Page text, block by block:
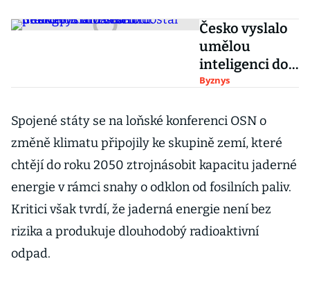
Česko vyslalo
umělou
inteligenci do
vesmíru.
na to dostal
peníze od
investorů
Byznys
Spojené státy se na loňské konferenci OSN o
změně klimatu připojily ke skupině zemí, které
chtějí do roku 2050 ztrojnásobit kapacitu jaderné
energie v rámci snahy o odklon od fosilních paliv.
Kritici však tvrdí, že jaderná energie není bez
rizika a produkuje dlouhodobý radioaktivní
odpad.